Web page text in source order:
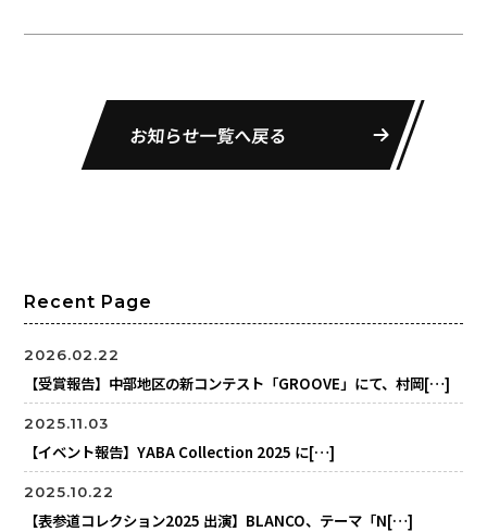
お知らせ一覧へ戻る
Recent Page
2026.02.22
【受賞報告】中部地区の新コンテスト「GROOVE」にて、村岡[…]
2025.11.03
【イベント報告】YABA Collection 2025 に[…]
2025.10.22
【表参道コレクション2025 出演】BLANCO、テーマ「N[…]